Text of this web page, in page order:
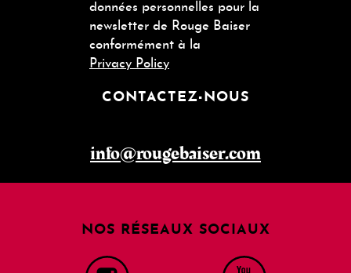
données personnelles pour la
newsletter de Rouge Baiser
conformément à la
Privacy Policy
CONTACTEZ-NOUS
info@rougebaiser.com
NOS RÉSEAUX SOCIAUX